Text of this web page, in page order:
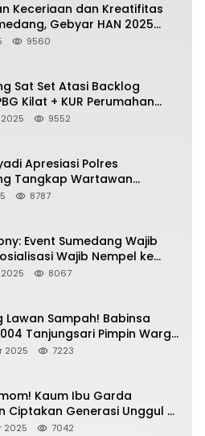
Keceriaan dan Kreatifitas
Gebyar HAN 2025
dan Wabup
9560
Sat Set Atasi Backlog
Kilat + KUR Perumahan
9552
Apresiasi Polres
Tangkap Wartawan
Pemeras Kades
8787
Event Sumedang Wajib
Wajib Nempel ke
8067
Lawan Sampah! Babinsa
Tanjungsari Pimpin Warga
Gorong-Gorong & Plastik
2025 7223
Kaum Ibu Garda
Ciptakan Generasi Unggul di
2025 7042